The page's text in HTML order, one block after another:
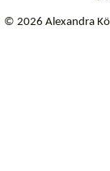
© 2026 Alexandra